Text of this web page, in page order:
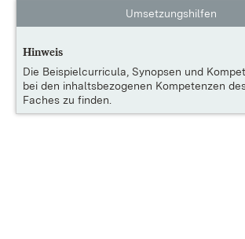
Umsetzungshilfen
Hinweis
Die Beispielcurricula, Synopsen und
bei den inhaltsbezogenen Kompetenzen
Faches zu finden.